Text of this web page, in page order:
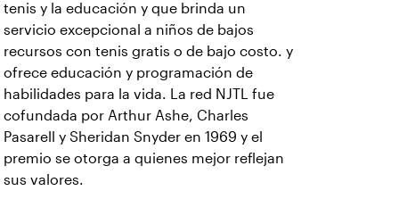
tenis y la educación y que brinda un
servicio excepcional a niños de bajos
recursos con tenis gratis o de bajo costo. y
ofrece educación y programación de
habilidades para la vida. La red NJTL fue
cofundada por Arthur Ashe, Charles
Pasarell y Sheridan Snyder en 1969 y el
premio se otorga a quienes mejor reflejan
sus valores.